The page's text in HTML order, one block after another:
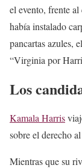
el evento, frente
había instalado
pancartas azules,
“Virginia por
Los
Kamala Harris
sobre el derecho
Mientras que su